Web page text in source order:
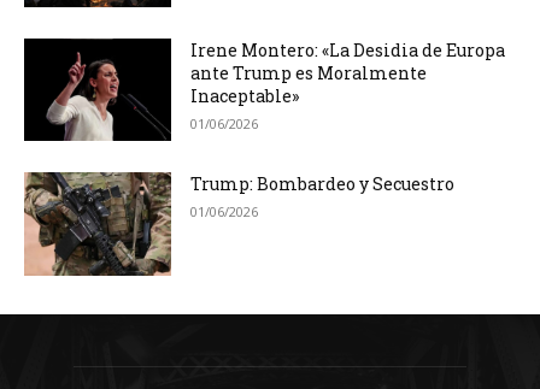
Irene Montero: «La Desidia de Europa
ante Trump es Moralmente
Inaceptable»
01/06/2026
Trump: Bombardeo y Secuestro
01/06/2026